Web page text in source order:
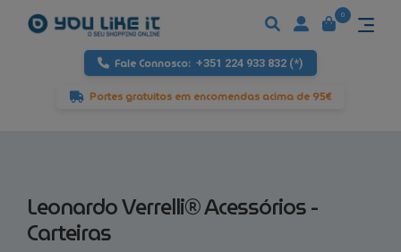
Fale Connosco: +351 224 933 832 (*)
Portes gratuitos em encomendas acima de 95€
0
Leonardo Verrelli® Acessórios -
Carteiras